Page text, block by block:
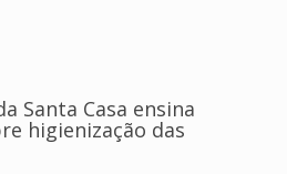
Santa Casa ensina
higienização das